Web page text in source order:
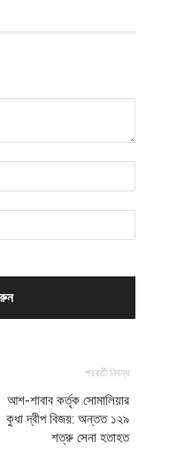
পরবর্তী নিবন্ধ
আশ-শাবাব কর্তৃক সোমালিয়ার
কুধা দ্বীপ বিজয়: অন্তত ১২৯
শত্রু সেনা হতাহত